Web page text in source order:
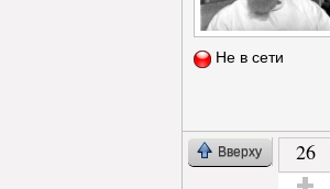
Не в сети
Вверху 26